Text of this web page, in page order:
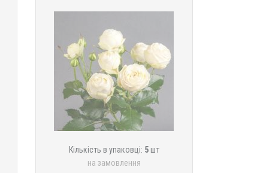
Кількість в упаковці: 5 шт
на замовлення